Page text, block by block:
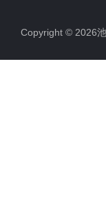
Copyright © 2026